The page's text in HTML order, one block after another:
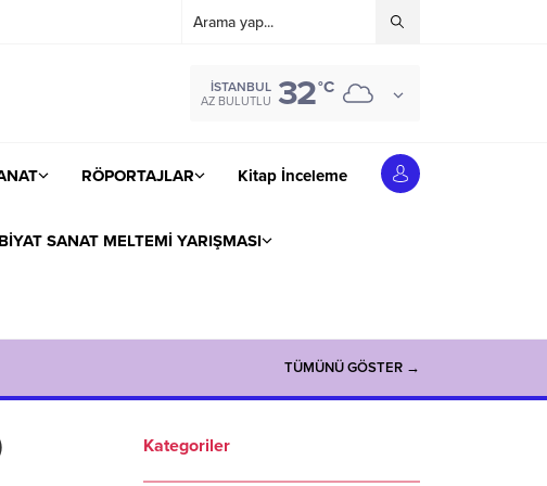
İSTANBUL
AZ BULUTLU 32°C
RÖPORTAJLAR Kitap İnceleme
SANAT MELTEMİ YARIŞMASI
TÜMÜNÜ GÖSTER →
Kategoriler